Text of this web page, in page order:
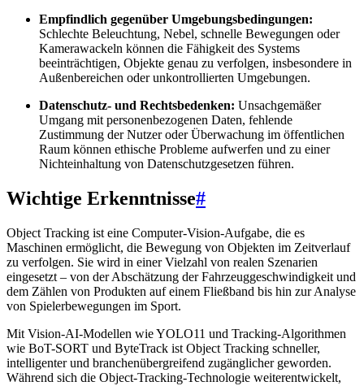
Empfindlich gegenüber Umgebungsbedingungen:
Schlechte Beleuchtung, Nebel, schnelle Bewegungen oder
Kamerawackeln können die Fähigkeit des Systems
beeinträchtigen, Objekte genau zu verfolgen, insbesondere in
Außenbereichen oder unkontrollierten Umgebungen.
Datenschutz- und Rechtsbedenken: Unsachgemäßer
Umgang mit personenbezogenen Daten, fehlende
Zustimmung der Nutzer oder Überwachung im öffentlichen
Raum können ethische Probleme aufwerfen und zu einer
Nichteinhaltung von Datenschutzgesetzen führen.
Wichtige Erkenntnisse#
Object Tracking ist eine Computer-Vision-Aufgabe, die es
Maschinen ermöglicht, die Bewegung von Objekten im Zeitverlauf
zu verfolgen. Sie wird in einer Vielzahl von realen Szenarien
eingesetzt – von der Abschätzung der Fahrzeuggeschwindigkeit und
dem Zählen von Produkten auf einem Fließband bis hin zur Analyse
von Spielerbewegungen im Sport.
Mit Vision-AI-Modellen wie YOLO11 und Tracking-Algorithmen
wie BoT-SORT und ByteTrack ist Object Tracking schneller,
intelligenter und branchenübergreifend zugänglicher geworden.
Während sich die Object-Tracking-Technologie weiterentwickelt,